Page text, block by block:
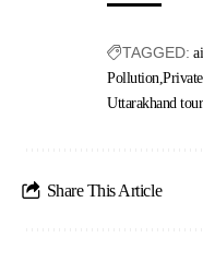
TAGGED:
Pollution
Uttarakhand
Share This Article